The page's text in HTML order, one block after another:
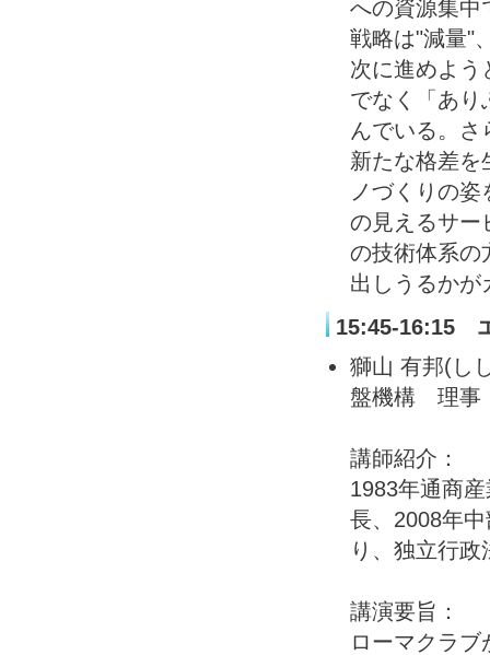
への資源集中
戦略は"減量"
次に進めよう
でなく「あり
んでいる。さ
新たな格差を
ノづくりの
の見えるサー
の技術体系の
出しうるかが
15:45-16:15
獅山 有邦(し
盤機構 理事
講師紹介：
1983年通商
長、2008年
り、独立行
講演要旨：
ローマクラ